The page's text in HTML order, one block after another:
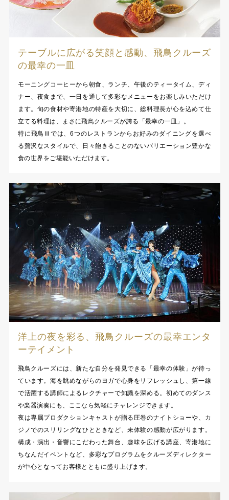
テーブルに広がる笑顔と感動、飛鳥クルーズ
の最幸の一皿
モーニングコーヒーから朝食、ランチ、午後のティータイム、ディ
ナー、夜食まで、一日を通して多彩なメニューをお楽しみいただけ
ます。旬の食材や寄港地の特産を大切に、総料理長が心を込めて仕
立てる料理は、まさに飛鳥クルーズが誇る「最幸の一皿」。
特に飛鳥Ⅲでは、6つのレストランからお好みのダイニングを選べ
る贅沢なスタイルで、日々飽きることのないバリエーション豊かな
食の世界をご堪能いただけます。
洋上の夜を彩る、飛鳥クルーズの最幸エンタ
ーテイメント
飛鳥クルーズには、新たな自分を発見できる「最幸の体験」が待っ
ています。海を眺めながらのヨガで心身をリフレッシュし、第一線
で活躍する講師によるレクチャーで知識を深める。初めてのダンス
や楽器演奏にも、ここなら気軽にチャレンジできます。
夜は専属プロダクションキャストが贈る圧巻のナイトショーや、カ
ジノでのスリリングなひとときなど、未体験の感動が広がります。
構成・演出・音響にこだわった舞台、趣味を広げる講座、寄港地に
ちなんだイベントなど、多彩なプログラムをクルーズディレクター
が中心となってお客様とともに盛り上げます。